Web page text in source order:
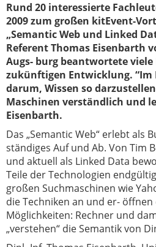
Rund 20 interessierte
2009 zum großen kitEvent-
„Semantic Web und Linked
Referent Thomas Eisenbarth
Augs- burg beantwortete viele
zukünftigen Entwicklung. “Im
darum, Wissen so
Maschinen verständlich und
Eisenbarth.
Das „Semantic Web“ erlebt als
ständiges Auf und Ab. Von Tim
und aktuell als Linked Data
Teile der Technologien
großen Suchmaschinen wie
die Techniken an und er-
Möglichkeiten: Rechner und
„verstehen“ die Semantik von